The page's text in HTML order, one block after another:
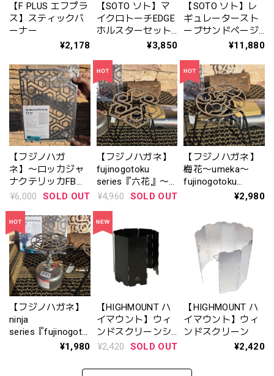
【F PLUS エフプラ
ス】スティックバ
ーナー
¥2,178
【SOTO ソト】マ
イクロトーチEDGE
ホルスターセット
(ネイビー ST-
ッタST-
489CSTC)※2026年
3月6日 発売〈数量
限定 2,500セッ
ト〉
¥3,850
【SOTO ソト】レ
ギュレータースト
ーブサンドベージ
ュセット〈 PDS限
PD310SBBS ※数
量限定
¥11,880
【フジノハガ
ネ】〜ロッカジャ
ナクテリッカFB〜
あの人気デザイン
トバーナー用五徳
になった！
¥6,000 SOLD OUT
【フジノハガネ】
fujinogotoku
series『六花』〜
rikka~ 五徳
¥4,960 SOLD OUT
【フジノハガネ】
梅花〜umeka〜
fujinogotoku
¥2,980
【フジノハガネ】
ninja
series『fujinogoto
ku シュリケン』ー
¥1,980
【HIGHMOUNT ハ
イマウント】ウィ
ンドスクリーンシ
ョート 〈ブラッ
¥2,420 SOLD OUT
【HIGHMOUNT ハ
イマウント】ウィ
ンドスクリーン
¥2,420